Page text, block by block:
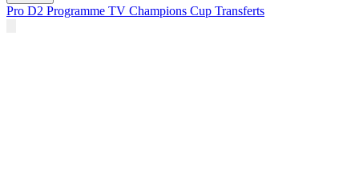
Pro D2 Programme TV Champions Cup Transferts